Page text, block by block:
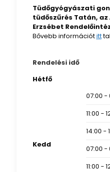
Tüdőgyógyászati
tüdőszűrés Tatán,
Erzsébet
Bővebb információtitt
Rendelési idő
Hétfő
07:00 -
11:00 -
14:00 -
Kedd
07:00 -
11:00 -